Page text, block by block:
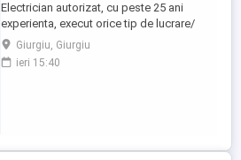
Electrician autorizat, cu peste 25 ani
experienta, execut orice tip de lucrare/
instalatie electrica pentru case/
apartamente. Pretul se stabileste in functie
de complexitatea lucrarilor dorite.
Giurgiu, Giurgiu
ieri 15:40